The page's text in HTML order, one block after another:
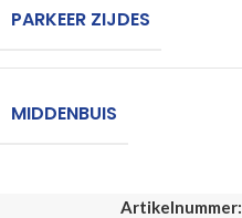
PARKEER ZIJDES
MIDDENBUIS
Artikelnummer: